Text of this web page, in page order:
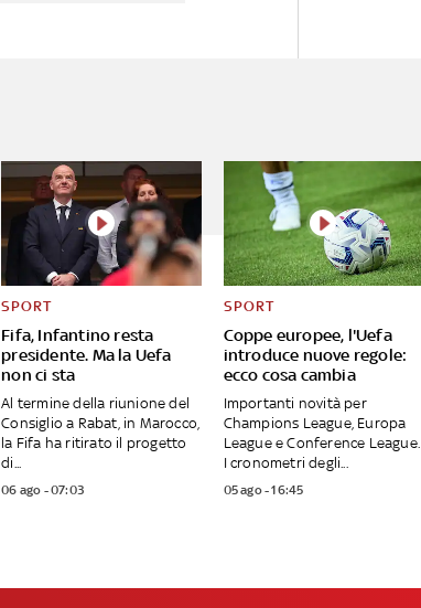
Fifa, Infantino resta
presidente. Ma la Uefa
non ci sta
SPORT
Al termine della riunione del
Consiglio a Rabat, in Marocco,
la Fifa ha ritirato il progetto
di...
06 ago - 07:03
Coppe europee, l'Uefa
introduce nuove regole:
ecco cosa cambia
SPORT
Importanti novità per
Champions League, Europa
League e Conference League.
I cronometri degli...
05 ago - 16:45